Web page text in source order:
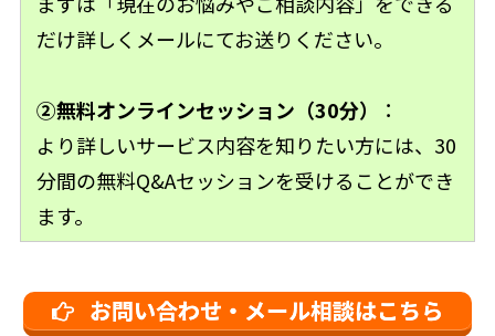
だけ詳しくメールにてお送りください。
②無料オンラインセッション（30分）
：
より詳しいサービス内容を知りたい方には、30
分間の無料Q&Aセッションを受けることができ
ます。
お問い合わせ・メール相談はこちら